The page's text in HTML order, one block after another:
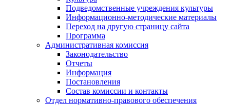
Подведомственные учреждения культуры
Информационно-методические материалы
Переход на другую страницу сайта
Программа
Административная комиссия
Законодательство
Отчеты
Информация
Постановления
Состав комиссии и контакты
Отдел нормативно-правового обеспечения